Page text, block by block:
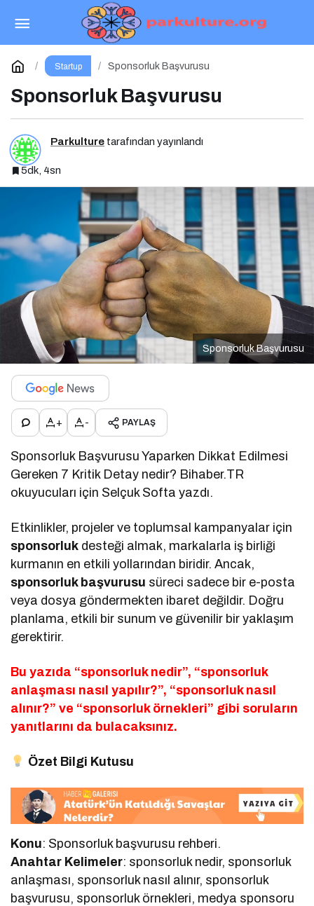
Startup Sponsorluk Başvurusu
Sponsorluk Başvurusu
Parkulture tarafından yayınlandı
5dk, 4sn
Sponsorluk Başvurusu
+ - PAYLAŞ
Sponsorluk Başvurusu Yaparken Dikkat Edilmesi
Gereken 7 Kritik Detay nedir? Bihaber.TR
okuyucuları için Selçuk Softa yazdı.
Etkinlikler, projeler ve toplumsal kampanyalar için
sponsorluk desteği almak, markalarla iş birliği
kurmanın en etkili yollarından biridir. Ancak,
sponsorluk başvurusu süreci sadece bir e-posta
veya dosya göndermekten ibaret değildir. Doğru
planlama, etkili bir sunum ve güvenilir bir yaklaşım
gerektirir.
Bu yazıda “sponsorluk nedir”, “sponsorluk
anlaşması nasıl yapılır?”, “sponsorluk nasıl
alınır?” ve “sponsorluk örnekleri” gibi soruların
yanıtlarını da bulacaksınız.
Özet Bilgi Kutusu
Konu: Sponsorluk başvurusu rehberi.
Anahtar Kelimeler: sponsorluk nedir, sponsorluk
anlaşması, sponsorluk nasıl alınır, sponsorluk
başvurusu, sponsorluk örnekleri, medya sponsoru
Medya Sponsoru, Basın Sponsoru ve Medya
Partneri Ne Demek?
Yorum Yap